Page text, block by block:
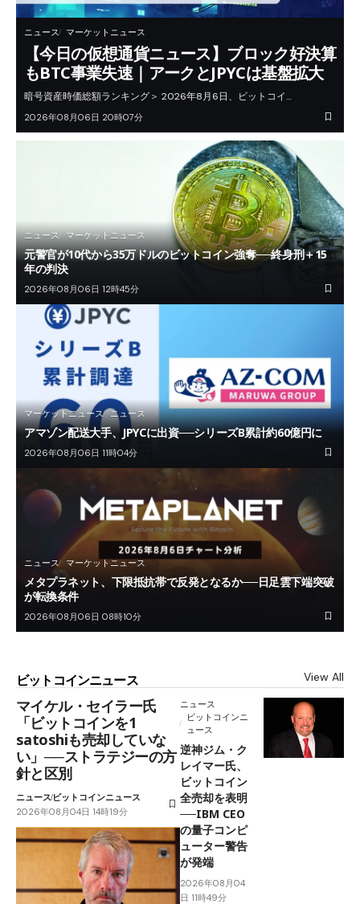
ニュース マーケットニュース
【今日の仮想通貨ニュース】ブロック好決算
もBTC事業失速｜アークとJPYCは基盤拡大
暗号資産時価総額ランキング＞ 2026年8月6日、ビットコイ…
2026年08月06日 20時07分
ニュース マーケットニュース
元警官が10代から35万ドルのビットコイン強奪──終身刑＋15
年の判決
2026年08月06日 12時45分
マーケットニュース ニュース
アマゾン配送大手、JPYCに出資──シリーズB累計約60億円に
2026年08月06日 11時04分
ニュース マーケットニュース
メタプラネット、下限抵抗帯で反発となるか──日足雲下端突破
が転換条件
2026年08月06日 08時10分
ビットコインニュース View All
マイケル・セイラー氏
「ビットコインを1
satoshiも売却していな
い」──ストラテジーの方
針と区別
ニュースビットコインニュース
2026年08月04日 14時19分
ニュース
ビットコインニ
ュース
逆神ジム・ク
レイマー氏、
ビットコイン
全売却を表明
──IBM CEO
の量子コンピ
ューター警告
が発端
2026年08月04
日 11時49分